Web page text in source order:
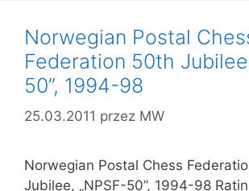
Norwegian Postal
Federation 50th
50”, 1994-98
25.03.2011 przez MW
Norwegian Postal Chess
Jubilee, „NPSF-50”, 1994-98